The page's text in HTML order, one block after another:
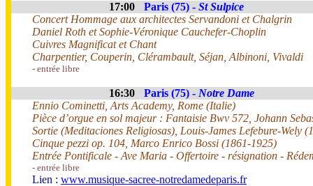
17:00 Paris (75) - St Sulpice
Concert Hommage aux architectes Servandoni et Chalgrin
Daniel Roth et Sophie-Véronique Cauchefer-Choplin
Cuivres Magnificat et Chant
Charpentier, Couperin, Clérambault, Séjan, Albinoni, Vivaldi
- entrée libre
16:30 Paris (75) - Notre Dame
Ennio Cominetti, Arts Academy, Rome (Italie)
Pièce d’orgue en sol majeur : Fantaisie Bwv 572, Johann
Sortie (Meditaciones Religiosas), Louis-James Lefebure-Wely
Cinque pezzi op. 104, Marco Enrico Bossi (1861-1925)
Entrée Pontificale - Ave Maria - Offertoire - résignation -
- entrée libre
Lien : www.musique-sacree-notredamedeparis.fr